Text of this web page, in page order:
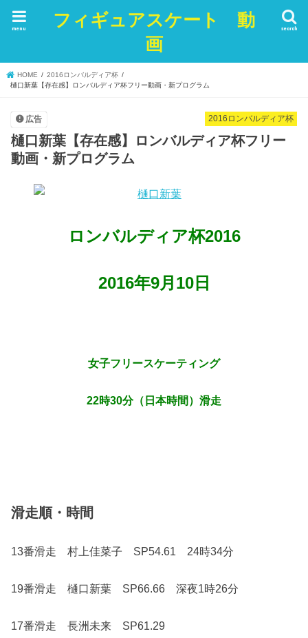
フィギュアスケート 動
画
search
menu
HOME
2016ロンバルディア杯
樋口新葉【存在感】ロンバルディア杯フリー動画・新プログラム
2016ロンバルディア杯
広告
樋口新葉【存在感】ロンバルディア杯フリー
動画・新プログラム
ロンバルディア杯2016
2016年9月10日
女子フリースケーティング
22時30分（日本時間）滑走
滑走順・時間
13番滑走 村上佳菜子 SP54.61 24時34分
19番滑走 樋口新葉 SP66.66 深夜1時26分
17番滑走 長洲未来 SP61.29